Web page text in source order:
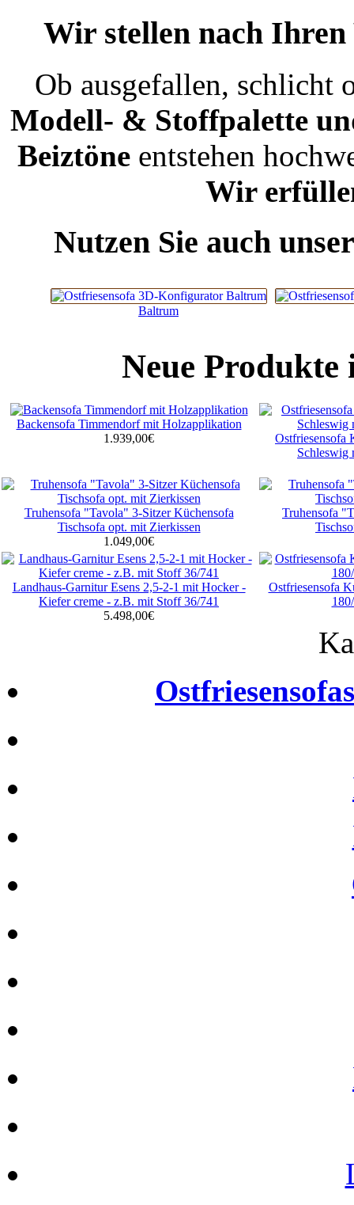
Wir stellen nach Ihren
Ob ausgefallen, schlicht
Modell- & Stoffpalette
Beiztöneentstehen
Wir
Nutzen Sie auch
Baltrum
Neue
Backensofa Timmendorf mit Holzapplikation
1.939,00€
Ostfriesensofa
Schleswig
Truhensofa "Tavola" 3-Sitzer Küchensofa
Tischsofa opt. mit Zierkissen
1.049,00€
Truhensofa
Landhaus-Garnitur Esens 2,5-2-1 mit Hocker -
Kiefer creme - z.B. mit Stoff 36/741
5.498,00€
Ostfriesensofa